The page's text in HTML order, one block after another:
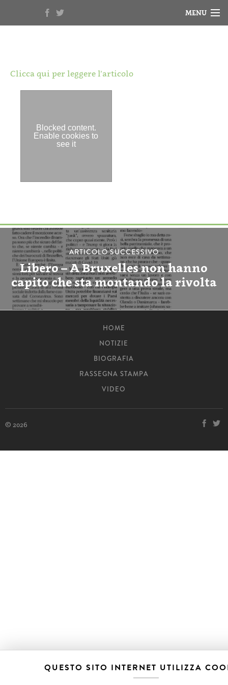
MENU
Clicca qui per leggere l’articolo
ARTICOLO SUCCESSIVO
Libero – A Bruxelles non hanno
capito che sta montando la rivolta
HOME
NOTIZIE
BIOGRAFIA
RASSEGNA STAMPA
VIDEO
© 2026
QUESTO SITO INTERNET UTILIZZA